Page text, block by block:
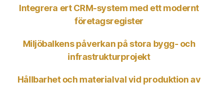
Integrera ert CRM-system med ett modernt
företagsregister
Miljöbalkens påverkan på stora bygg- och
infrastrukturprojekt
Hållbarhet och materialval vid produktion av